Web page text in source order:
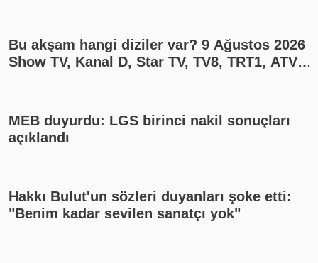
Bu akşam hangi diziler var? 9 Ağustos 2026
Show TV, Kanal D, Star TV, TV8, TRT1, ATV
MEB duyurdu: LGS birinci nakil sonuçları
açıklandı
Hakkı Bulut'un sözleri duyanları şoke etti:
"Benim kadar sevilen sanatçı yok"